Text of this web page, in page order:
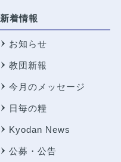
新着情報
お知らせ
教団新報
今月のメッセージ
日毎の糧
Kyodan News
公募・公告